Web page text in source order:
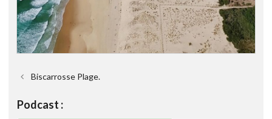
Biscarrosse Plage.
Podcast :